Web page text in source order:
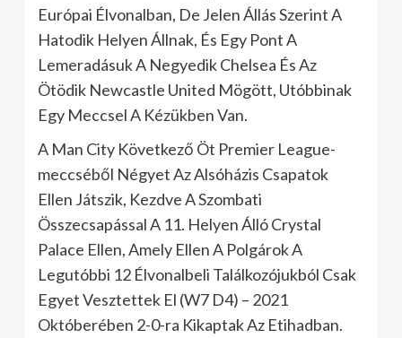
Európai Élvonalban, De Jelen Állás Szerint A
Hatodik Helyen Állnak, És Egy Pont A
Lemeradásuk A Negyedik Chelsea És Az
Ötödik Newcastle United Mögött, Utóbbinak
Egy Meccsel A Kézükben Van.
A Man City Következő Öt Premier League-
meccséből Négyet Az Alsóházis Csapatok
Ellen Játszik, Kezdve A Szombati
Összecsapással A 11. Helyen Álló Crystal
Palace Ellen, Amely Ellen A Polgárok A
Legutóbbi 12 Élvonalbeli Találkozójukból Csak
Egyet Vesztettek El (W7 D4) – 2021
Októberében 2-0-ra Kikaptak Az Etihadban.